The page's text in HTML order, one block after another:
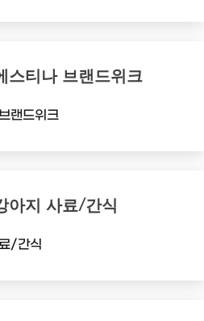
스티나 브랜드위크
아지 사료/간식